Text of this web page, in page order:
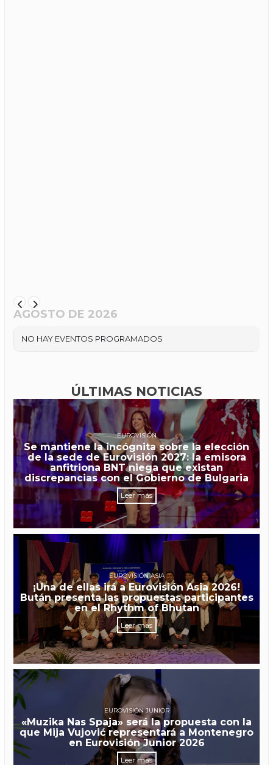
AGOSTO DE 2026
NO HAY EVENTOS PROGRAMADOS
ÚLTIMAS NOTICIAS
EUROVISIÓN
Se mantiene la incógnita sobre la elección
de la sede de Eurovisión 2027: la emisora
anfitriona BNT niega que existan
discrepancias con el Gobierno de Bulgaria
Leer más
EUROVISIÓN ASIA
¡Una de ellas irá a Eurovisión Asia 2026!
Bután presenta las propuestas participantes
en el Rhythm of Bhutan
Leer más
EUROVISIÓN JUNIOR
«Muzika Nas Spaja» será la propuesta con la
que Mija Vujović representará a Montenegro
en Eurovisión Junior 2026
Leer más